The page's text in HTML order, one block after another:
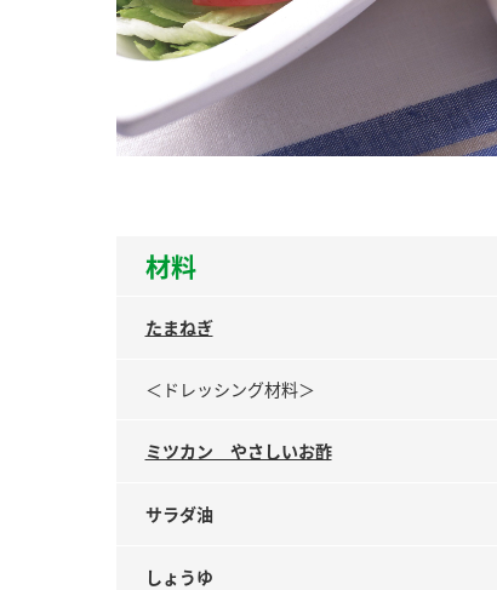
材料
たまねぎ
＜ドレッシング材料＞
ミツカン やさしいお酢
サラダ油
しょうゆ